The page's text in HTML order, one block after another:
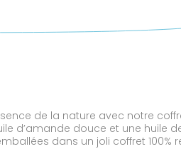
de la nature avec notre
d’amande douce et une huile
dans un joli coffret 100%